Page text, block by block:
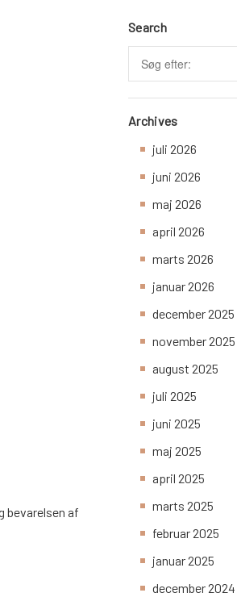
bevarelsen af
Search
Archives
juli 2026
juni 2026
maj 2026
april 2026
marts 2026
januar 2026
december 2025
november 2025
august 2025
juli 2025
juni 2025
maj 2025
april 2025
marts 2025
februar 2025
januar 2025
december 2024